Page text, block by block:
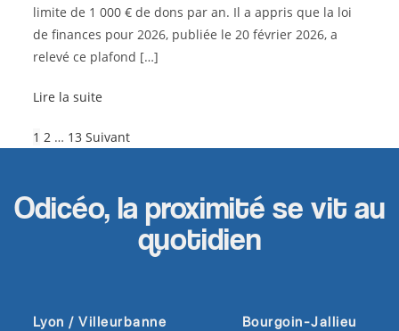
limite de 1 000 € de dons par an. Il a appris que la loi
de finances pour 2026, publiée le 20 février 2026, a
relevé ce plafond […]
Lire la suite
1 2 … 13 Suivant
Odicéo, la proximité se vit au
quotidien
Lyon / Villeurbanne Bourgoin-Jallieu